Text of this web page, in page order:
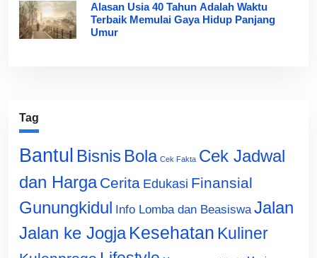
Alasan Usia 40 Tahun Adalah Waktu
Terbaik Memulai Gaya Hidup Panjang
Umur
Tag
Bantul Bisnis Bola Cek Fakta Cek Jadwal
dan Harga Cerita Edukasi Finansial
Gunungkidul Info Lomba dan Beasiswa Jalan
Jalan ke Jogja Kesehatan Kuliner